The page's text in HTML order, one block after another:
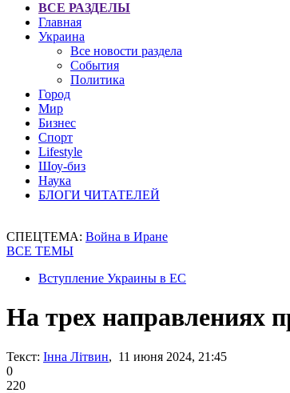
ВСЕ РАЗДЕЛЫ
Главная
Украина
Все новости раздела
События
Политика
Город
Мир
Бизнес
Спорт
Lifestyle
Шоу-биз
Наука
БЛОГИ ЧИТАТЕЛЕЙ
СПЕЦТЕМА: Война в Иране
ВСЕ ТЕМЫ
Вступление Украины в ЕС
На трех направлениях
Текст: Інна Літвин, 11 июня 2024, 21:45
0
220